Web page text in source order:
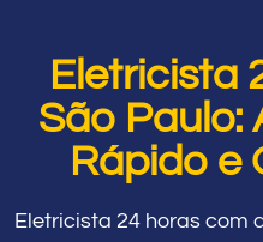
Eletricista
São Paulo:
Rápido e
Eletricista 24 horas com